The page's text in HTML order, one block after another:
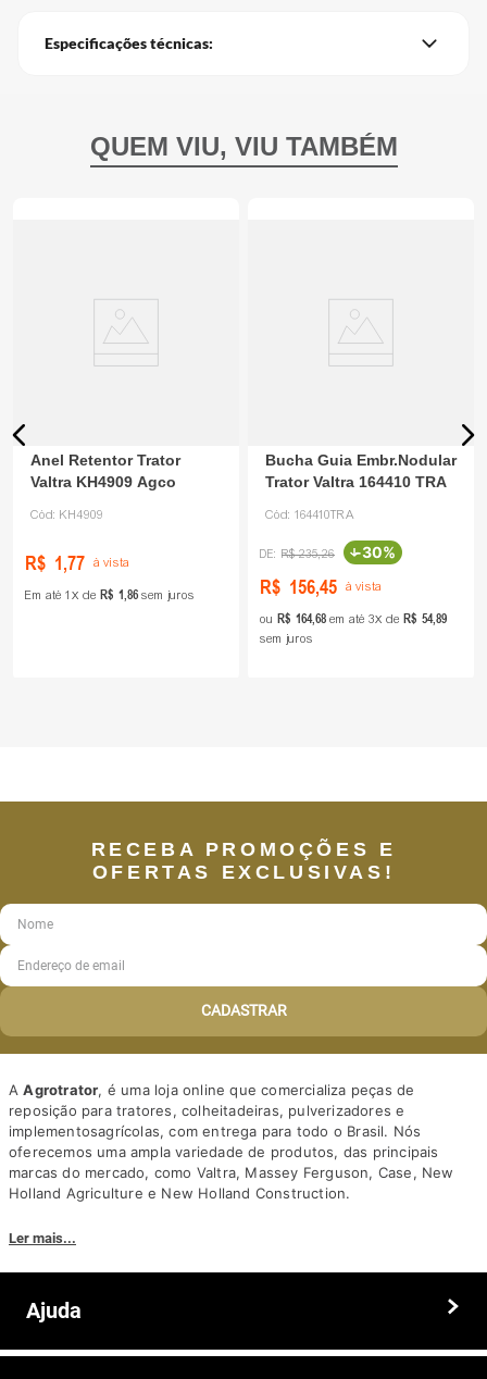
Especificações técnicas:
Anel Retentor Trator
Valtra KH4909 Agco
Cód: KH4909
R$ 1,77 à vista
Em até 1 de R$ 1 86 sem juros
Bucha Guia Embr.Nodular
Trator Valtra 164410 TRA
Cód: 164410TRA
R$ 235,26 -30%
R$ 156,45 à vista
ou R$ 164,68 em até 3 de R$ 54,89
sem juros
RECEBA PROMOÇÕES E
OFERTAS EXCLUSIVAS!
CADASTRAR
AAgrotrator, é uma loja online que comercializa peças de
reposição para tratores, colheitadeiras, pulverizadores e
implementosagrícolas, com entrega para todo o Brasil. Nós
oferecemos uma ampla variedade de produtos, das principais
marcas do mercado, como Valtra, Massey Ferguson, Case, New
Holland Agriculture e New Holland Construction.
competitivos. Nós também oferecemos um atendimento
personalizado, com equipe de profissionais altamente capacitados
Somos a solução ideal para quem busca peças e acessórios agrícolas
Ler mais...
Ajuda